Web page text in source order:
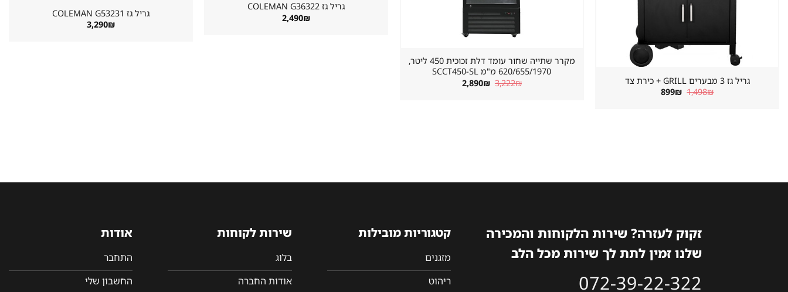
גריל גז 3 מבערים GRILL + כירת צד
1,498₪ המחיר
המקורי
899₪ המחיר
מקרר שתייה שחור עומד דלת זכוכית 450 ליטר,
620/655/1970 מ"מ SCCT450-SL
3,222₪ המחיר
המקורי
2,890₪ המחיר
גריל גז ⁦COLEMAN G36322⁩
2,490₪
גריל גז ⁦COLEMAN G53231⁩
3,290₪
זקוק לעזרה? שירות הלקוחות והמכירה
שלנו זמין לתת לך שירות מכל הלב
072-39-22-322
קטגוריות מובילות
מזגנים
ריהוט
שירות לקוחות
בלוג
אודות החברה
אודות
התחבר
החשבון שלי